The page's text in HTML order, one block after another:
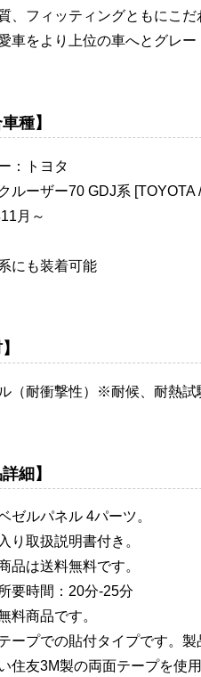
、フィッティングともにこ
車をより上位の車へとグレー
種】
：トヨタ
ルーザー70 GDJ系
月～
にも装着可能
（耐衝撃性）※耐候、耐熱試
細】
ゼルパネル 4パーツ。
り取扱説明書付き。
品は送料無料です。
要時間：20分-25分
料商品です。
テープでの貼付タイプです。
住友3M製の両面テープを使用